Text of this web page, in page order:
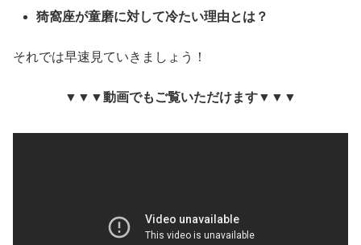
猗窩座が童磨に対して冷たい理由とは？
それでは早速見ていきましょう！
▼▼▼動画でもご覧いただけます▼▼▼